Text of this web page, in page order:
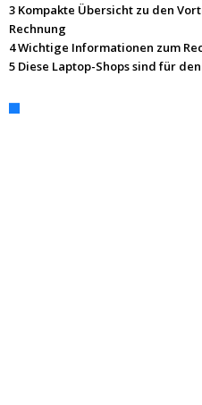
3 Kompakte Übersicht zu den
Rechnung
4 Wichtige Informationen zum
5 Diese Laptop-Shops sind für